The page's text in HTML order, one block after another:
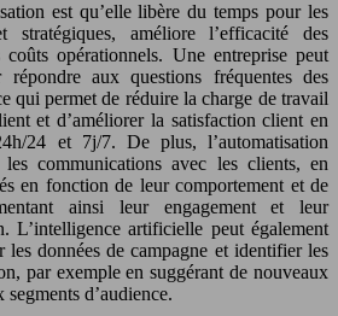
est qu’elle libère du temps pour les
stratégiques, améliore l’efficacité des
opérationnels. Une entreprise peut
aux questions fréquentes des
qui permet de réduire la charge de travail
et d’améliorer la satisfaction client en
24 et 7j/7. De plus, l’automatisation
les communications avec les clients, en
en fonction de leur comportement et de
ainsi leur engagement et leur
L’intelligence artificielle peut également
les données de campagne et identifier les
par exemple en suggérant de nouveaux
d’audience.